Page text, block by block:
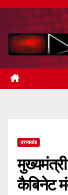
Skip
content
उत्तराखंड
कैबिनेट